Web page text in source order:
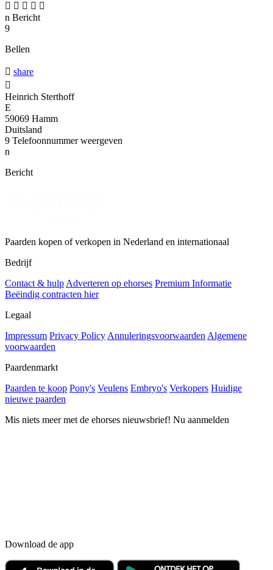
    
n Bericht
9
Bellen
 share

Heinrich Sterthoff
E
59069 Hamm
Duitsland
9 Telefoonnummer weergeven
n
Bericht
Paarden kopen of verkopen in Nederland en internationaal
Bedrijf
Contact & hulp Adverteren op ehorses Premium Informatie
Beëindig contracten hier
Legaal
Impressum Privacy Policy Annuleringsvoorwaarden Algemene
voorwaarden
Paardenmarkt
Paarden te koop Pony's Veulens Embryo's Verkopers Huidige
nieuwe paarden
Mis niets meer met de ehorses nieuwsbrief! Nu aanmelden
Download de app